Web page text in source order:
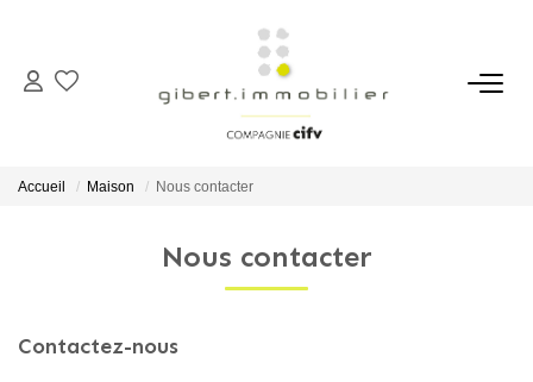
ACHETER
Maisons
Locaux Professionnels
Parkings
Accueil Maison Nous contacter
Nous contacter
Contactez-nous